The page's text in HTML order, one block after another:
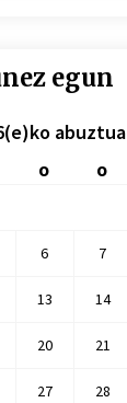
egun
abuztua
O O
6 7
13 14
20 21
27 28